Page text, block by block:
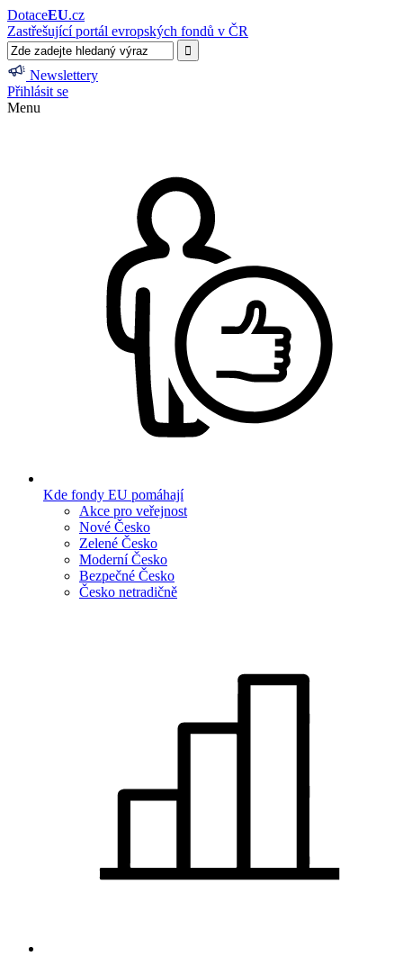
DotaceEU.cz
Zastřešující portál evropských fondů v ČR
Newslettery
Přihlásit se
Menu
Kde fondy EU pomáhají
Akce pro veřejnost
Nové Česko
Zelené Česko
Moderní Česko
Bezpečné Česko
Česko netradičně